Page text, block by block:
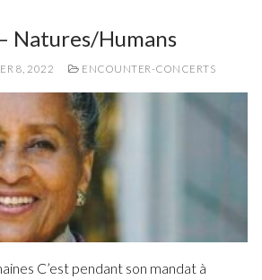
Natures/Humans
8, 2022 ENCOUNTER-CONCERTS
C’est pendant son mandat à